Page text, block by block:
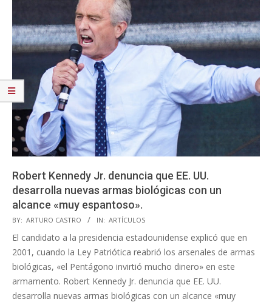
Robert Kennedy Jr. denuncia que EE. UU.
desarrolla nuevas armas biológicas con un
alcance «muy espantoso».
2023-
08-
15
BY: ARTURO CASTRO IN: ARTÍCULOS
El candidato a la presidencia estadounidense explicó que en
2001, cuando la Ley Patriótica reabrió los arsenales de armas
biológicas, «el Pentágono invirtió mucho dinero» en este
armamento. Robert Kennedy Jr. denuncia que EE. UU.
desarrolla nuevas armas biológicas con un alcance «muy